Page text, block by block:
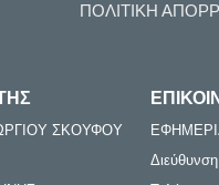
ΠΟΛΙΤΙΚΗ
ΣΚΟΥΦΟΥ